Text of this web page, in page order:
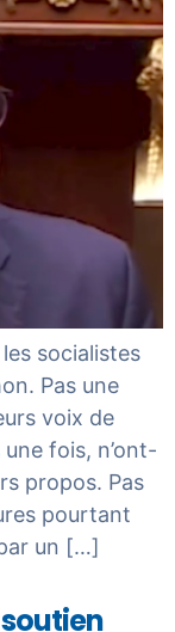
socialistes
Pas une
voix de
fois, n’ont-
propos. Pas
pourtant
un […]